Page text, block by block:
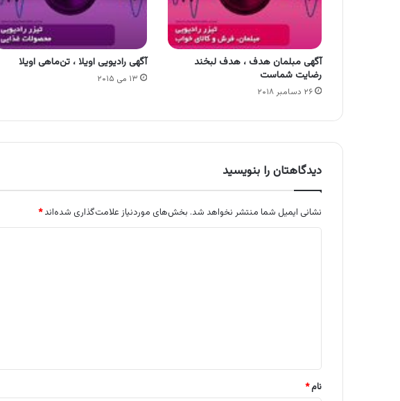
آگهی مبلمان هدف ، هدف لبخند
رضایت شماست
۲۶ دسامبر ۲۰۱۸
آگهی رادیویی اویلا ، تن‌ماهی اویلا
۱۳ می ۲۰۱۵
دیدگاهتان را بنویسید
نشانی ایمیل شما منتشر نخواهد شد. بخش‌های موردنیاز علامت‌گذاری شده‌اند*
نام*